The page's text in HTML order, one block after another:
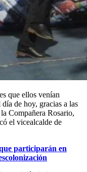
que ellos venían
de hoy, gracias a las
Compañera Rosario,
el vicealcalde de
participarán en